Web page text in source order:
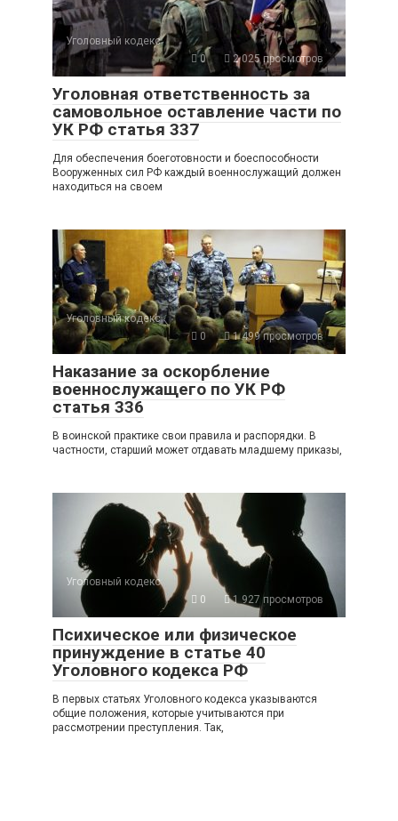
Уголовный кодекс
0
2 025 просмотров
Уголовная ответственность за
самовольное оставление части по
УК РФ статья 337
Для обеспечения боеготовности и боеспособности
Вооруженных сил РФ каждый военнослужащий должен
находиться на своем
Уголовный кодекс
0
1 499 просмотров
Наказание за оскорбление
военнослужащего по УК РФ
статья 336
В воинской практике свои правила и распорядки. В
частности, старший может отдавать младшему приказы,
Уголовный кодекс
0
1 927 просмотров
Психическое или физическое
принуждение в статье 40
Уголовного кодекса РФ
В первых статьях Уголовного кодекса указываются
общие положения, которые учитываются при
рассмотрении преступления. Так,